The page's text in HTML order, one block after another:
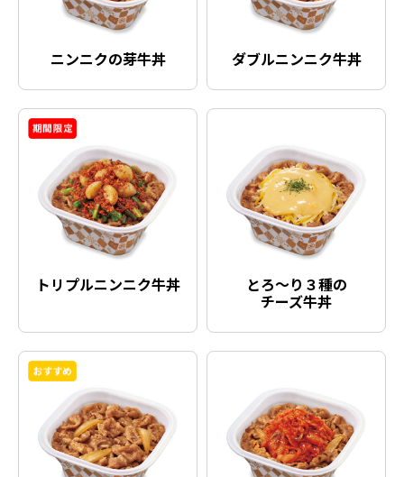
ニンニクの芽牛丼 ダブルニンニク牛丼
トリプルニンニク牛丼 とろ〜り３種の
チーズ牛丼